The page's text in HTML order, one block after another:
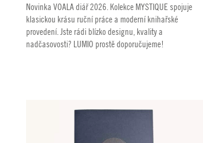
490,00 Kč
až
580,00 Kč
Novinka VOALA diář 2026. Kolekce MYSTIQUE spojuje
klasickou krásu ruční práce a moderní knihařské
provedení. Jste rádi blízko designu, kvality a
nadčasovosti? LUMIO prostě doporučujeme!